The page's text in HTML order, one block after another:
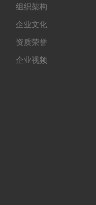
组织架构
企业文化
资质荣誉
企业视频